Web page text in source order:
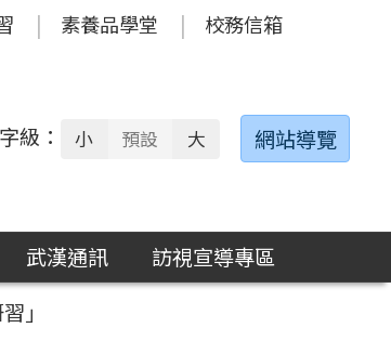
素養品學堂 校務信箱
字級： 小 預設 大 網站導覽
武漢通訊
訪視宣導專區
」